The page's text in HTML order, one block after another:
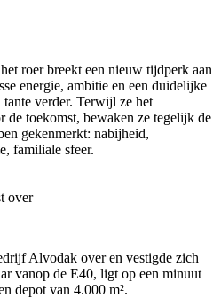
roer breekt een nieuw tijdperk aan
energie, ambitie en een duidelijke
verder. Terwijl ze het
toekomst, bewaken ze tegelijk de
gekenmerkt: nabijheid,
familiale sfeer.
over
Alvodak over en vestigde zich
vanop de E40, ligt op een minuut
depot van 4.000 m².